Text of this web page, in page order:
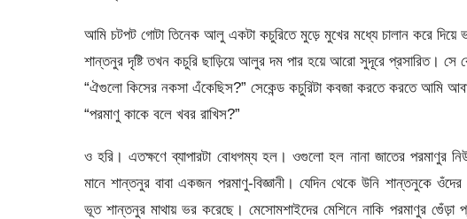
আমি চটপট গোটা তিনেক আলু একটা কচুরিতে মুড়ে মুখের মধ্যে চালান করে দিয়ে
শান্তনুর দৃষ্টি তখন কচুরি ছাড়িয়ে আলুর দম পার হয়ে আরো সুদূরে প্রসারিত। সে
“ঐগুলো কিসের নকসা এঁকেছিস?” সেকেন্ড কচুরিটা কবজা করতে করতে আমি
“পরমাণু কাকে বলে খবর রাখিস?”
ও হরি। এতক্ষণে ব্যাপারটা বোধগম্য হল। ওগুলো হল নানা জাতের পরমাণুর
মানে শান্তনুর বাবা একজন পরমাণু-বিজ্ঞানী। যেদিন থেকে উনি শান্তনুকে
ভূত শান্তনুর মাথায় ভর করেছে। মেসোমশাইদের মেশিনে নাকি পরমাণুর